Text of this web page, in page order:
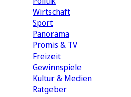
Wirtschaft
Sport
Panorama
Promis & TV
Freizeit
Gewinnspiele
Kultur & Medien
Ratgeber